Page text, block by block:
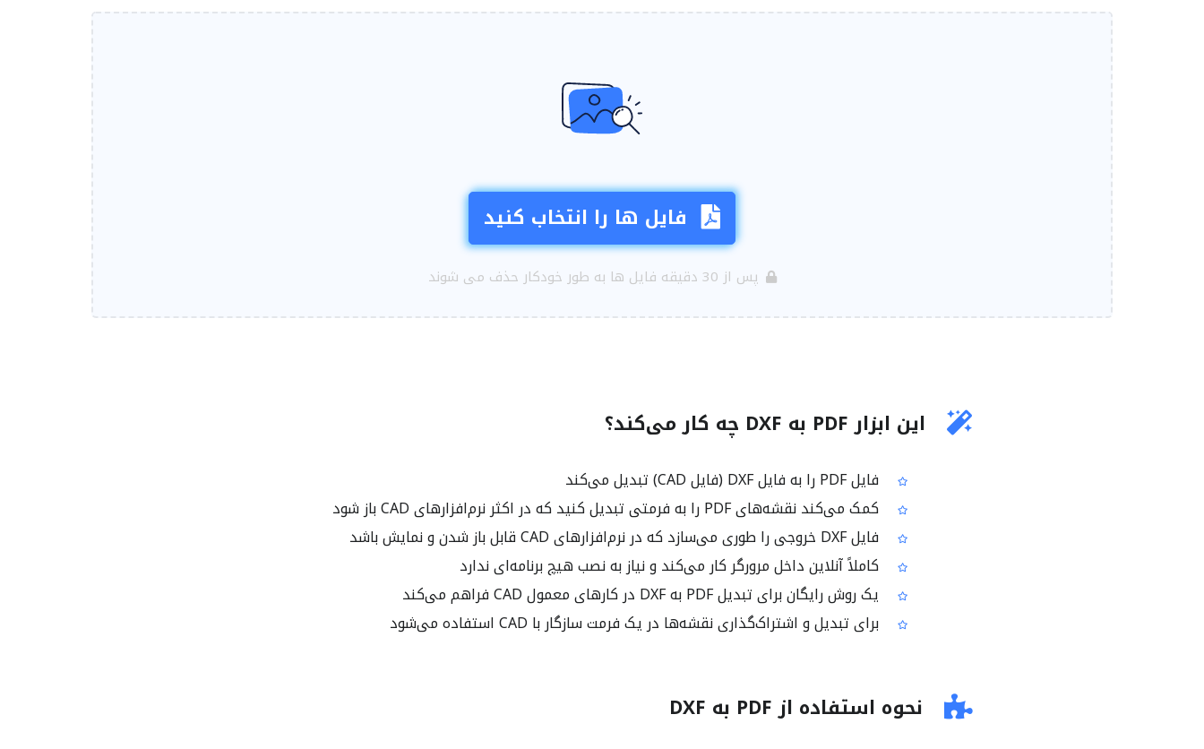
فایل ها را انتخاب کنید
پس از 30 دقیقه فایل ها به طور خودکار حذف می شوند
این ابزار PDF به DXF چه کار می‌کند؟
فایل PDF را به فایل DXF (فایل CAD) تبدیل می‌کند
کمک می‌کند نقشه‌های PDF را به فرمتی تبدیل کنید که در اکثر نرم‌افزارهای CAD باز شود
فایل DXF خروجی را طوری می‌سازد که در نرم‌افزارهای CAD قابل باز شدن و نمایش باشد
کاملاً آنلاین داخل مرورگر کار می‌کند و نیاز به نصب هیچ برنامه‌ای ندارد
یک روش رایگان برای تبدیل PDF به DXF در کارهای معمول CAD فراهم می‌کند
برای تبدیل و اشتراک‌گذاری نقشه‌ها در یک فرمت سازگار با CAD استفاده می‌شود
نحوه استفاده از PDF به DXF